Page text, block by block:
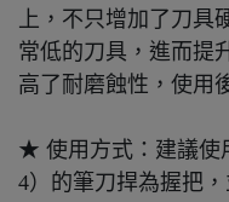
上，不只增加了刀具
常低的刀具，進而提
高了耐磨蝕性，使用
★ 使用方式：建議使
4）的筆刀捍為握把